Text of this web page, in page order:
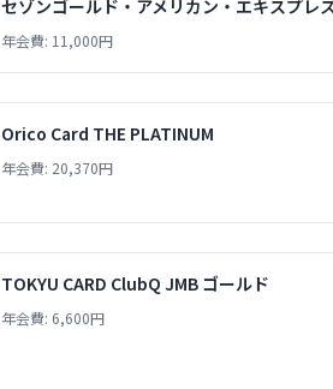
セゾンゴールド・アメリカン・エキスプレ
年会費: 11,000円
Orico Card THE PLATINUM
年会費: 20,370円
TOKYU CARD ClubQ JMB ゴールド
年会費: 6,600円